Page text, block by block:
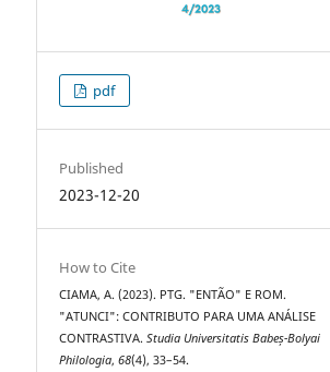
pdf
Published
2023-12-20
How to Cite
CIAMA, A. (2023). PTG. "ENTÃO" E ROM.
"ATUNCI": CONTRIBUTO PARA UMA ANÁLISE
CONTRASTIVA.Studia Universitatis Babeș-Bolyai
Philologia,68(4), 33–54.